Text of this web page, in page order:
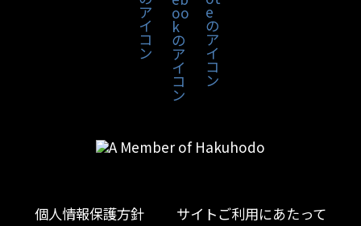
個人情報保護方針 サイトご利用にあたって